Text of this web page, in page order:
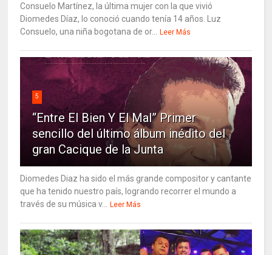
Consuelo Martínez, la última mujer con la que vivió
Diomedes Díaz, lo conoció cuando tenía 14 años. Luz
Consuelo, una niña bogotana de or... Leer Más
5
“Entre El Bien Y El Mal” Primer
sencillo del último álbum inédito del
gran Cacique de la Junta
Diomedes Diaz ha sido el más grande compositor y cantante
que ha tenido nuestro país, logrando recorrer el mundo a
través de su música v... Leer Más